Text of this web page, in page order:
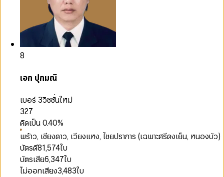
8
เอก ปุกมณี
เบอร์ 3วิชชั่นใหม่
327
คิดเป็น0.40%
พร้าว, เชียงดาว, เวียงแหง, ไชยปราการ (เฉพาะศรีดงเย็น, หนองบัว)
บัตรดี81,574ใบ
บัตรเสีย6,347ใบ
ไม่ออกเสียง3,483ใบ